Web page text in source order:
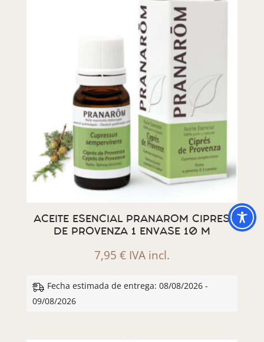
ACEITE ESENCIAL PRANAROM CIPRES
DE PROVENZA 1 ENVASE 10 M
7,95 € IVA incl.
Fecha estimada de entrega: 08/08/2026 -
09/08/2026